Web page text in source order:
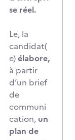
se réel.
Le, la
candidat(
e)élabore,
à partir
d’un brief
de
communi
cation, un
plan de